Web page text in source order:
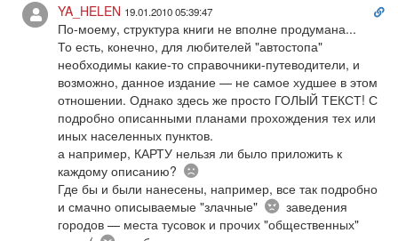
YA_HELEN 19.01.2010 05:39:47
По-моему, структура книги не вполне продумана...
То есть, конечно, для любителей "автостопа"
необходимы какие-то справочники-путеводители, и
возможно, данное издание — не самое худшее в этом
отношении. Однако здесь же просто ГОЛЫЙ ТЕКСТ! С
подробно описанными планами прохождения тех или
иных населенных пунктов.
а например, КАРТУ нельзя ли было приложить к
каждому описанию?
Печально
Где бы и были нанесены, например, все так подробно
и смачно описываемые "злачные"
Со
злостью
заведения
городов — места тусовок и прочих "общественных"